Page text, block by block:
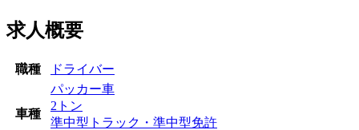
求人概要
職種 ドライバー
車種
パッカー車
2トン
準中型トラック・準中型免許